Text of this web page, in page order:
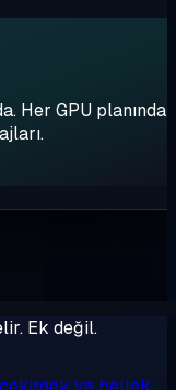
Her GPU planında
Ek değil.